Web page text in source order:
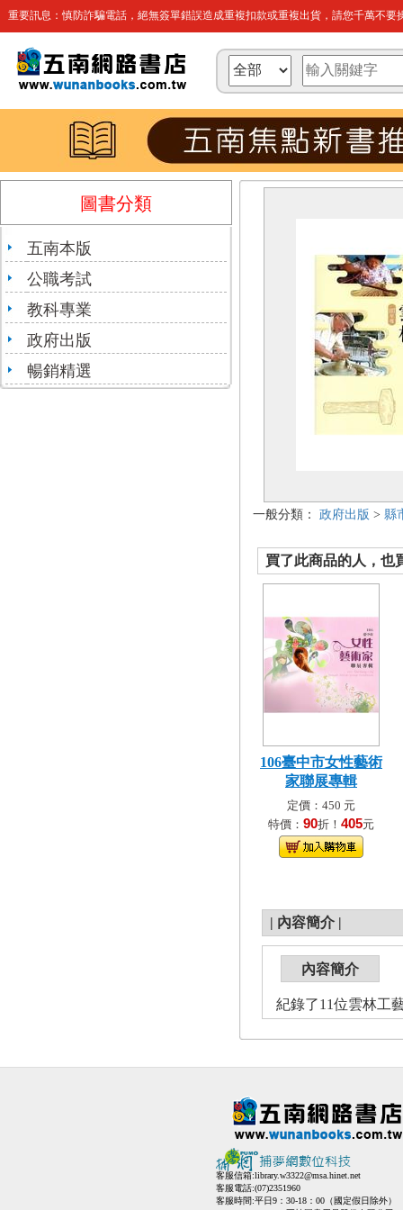
重要訊息：慎防詐騙電話，絕無簽單錯誤造成重複扣款或重複出貨，請您千萬不要
圖書分類
五南本版
公職考試
教科專業
政府出版
暢銷精選
一般分類： 政府出版 > 縣
買了此商品的人，也
106臺中市女性藝術
家聯展專輯
定價：450 元
特價： 90折！ 405元
| 內容簡介 |
內容簡介
紀錄了11位雲林工
客服信箱:library.w3322@msa.hinet.net
客服電話:(07)2351960
客服時間:平日9：30-18：00（國定假日除外）